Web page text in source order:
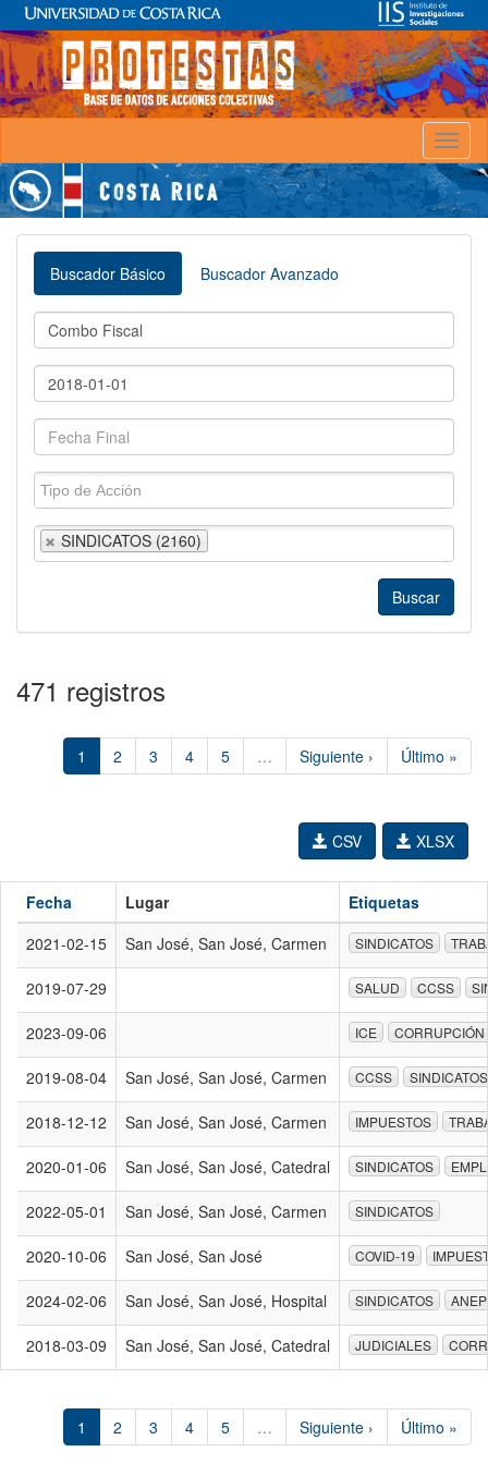
Buscador Básico Buscador Avanzado
SINDICATOS (2160)
471 registros
1 2 3 4 5 … Siguiente › Último »
XLSX
CSV
Fecha Lugar
Etiquetas
2021-02-15
San José, San José, Carmen SINDICATOS
2019-07-29 SALUD CCSS
2023-09-06 ICE CORRUPCIÓN
2019-08-04 San José, San José, Carmen CCSS SINDICATOS
2018-12-12 San José, San José, Carmen IMPUESTOS
2020-01-06 San José, San José, Catedral SINDICATOS
2022-05-01 San José, San José, Carmen SINDICATOS
2020-10-06 San José, San José COVID-19
2024-02-06 San José, San José, Hospital SINDICATOS ANEP
2018-03-09 San José, San José, Catedral JUDICIALES
1 2 3 4 5 … Siguiente › Último »